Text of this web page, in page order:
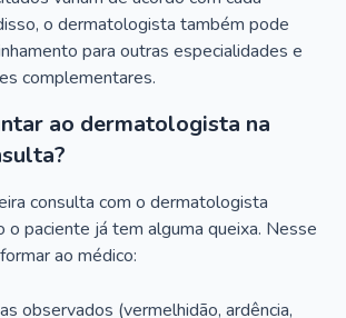
o dermatologista também pode
para outras especialidades e
complementares.
ao dermatologista na
consulta com o dermatologista
o paciente já tem alguma queixa. Nesse
ao médico:
observados (vermelhidão, ardência,